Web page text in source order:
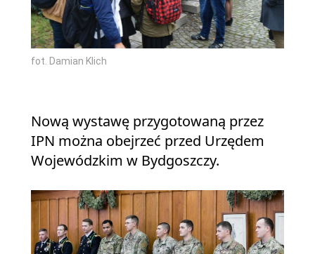
fot. Damian Klich
Nową wystawę przygotowaną przez
IPN można obejrzeć przed Urzędem
Wojewódzkim w Bydgoszczy.